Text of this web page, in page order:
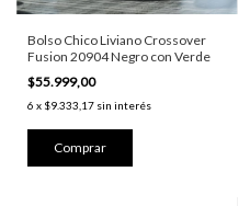
Bolso Chico Liviano Crossover
Fusion 20904 Negro con Verde
$55.999,00
6 x $9.333,17 sin interés